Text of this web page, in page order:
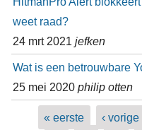
weet raad?
24 mrt 2021 jefken
Wat is een betrouwbare
25 mei 2020 philip otten
Pagina's
« eerste ‹ vorige